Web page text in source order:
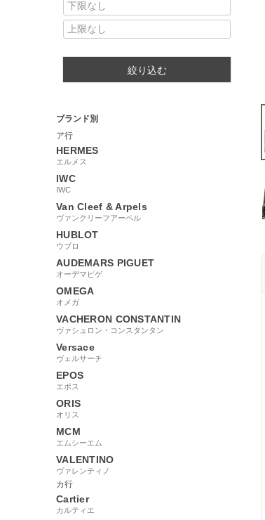
絞り込む
ブランド別
ア行
HERMES
エルメス
IWC
IWC
Van Cleef & Arpels
ヴァンクリーフアーペル
HUBLOT
ウブロ
AUDEMARS PIGUET
オーデマピゲ
OMEGA
オメガ
VACHERON CONSTANTIN
ヴァシュロン・コンスタンタン
Versace
ヴェルサーチ
EPOS
エポス
ORIS
オリス
MCM
エムシーエム
VALENTINO
ヴァレンティノ
カ行
Cartier
カルティエ